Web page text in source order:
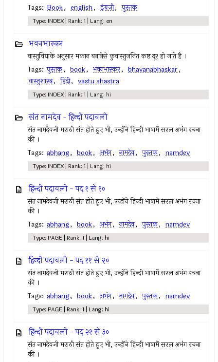
Tags: Book, english, इंग्रजी, पुस्तक
Type: INDEX | Rank: 1 | Lang: en
भवनभास्कर
वास्तुविद्याके अनुसार मकान बनानेसे कुवास्तुजनित कष्ट दूर हो जाते है ।
Tags: पुस्तक, book, भवनभास्कर, bhavanabhaskar,
वास्तुशास्त्र, हिंदी, vastu shastra
Type: INDEX | Rank: 1 | Lang: hi
संत नामदेव - हिन्दी पदावली
संत नामदेवजी मराठी संत होते हुए भी, उन्होंने हिन्दी भाषामें सरल अभंग रचना
की ।
Tags: abhang, book, अभंग, नामदेव, पुस्तक, namdev
Type: INDEX | Rank: 1 | Lang: hi
हिन्दी पदावली - पद १ से १०
संत नामदेवजी मराठी संत होते हुए भी, उन्होंने हिन्दी भाषामें सरल अभंग रचना
की ।
Tags: abhang, book, अभंग, नामदेव, पुस्तक, namdev
Type: PAGE | Rank: 1 | Lang: hi
हिन्दी पदावली - पद ११ से २०
संत नामदेवजी मराठी संत होते हुए भी, उन्होंने हिन्दी भाषामें सरल अभंग रचना
की ।
Tags: abhang, book, अभंग, नामदेव, पुस्तक, namdev
Type: PAGE | Rank: 1 | Lang: hi
हिन्दी पदावली - पद २१ से ३०
संत नामदेवजी मराठी संत होते हुए भी, उन्होंने हिन्दी भाषामें सरल अभंग रचना
की ।